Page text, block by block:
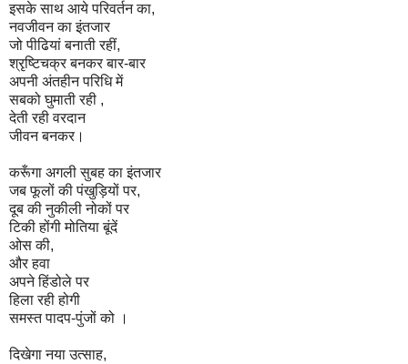
इसके साथ आये परिवर्तन का,
नवजीवन का इंतजार
जो पीढियां बनाती रहीं,
श्रृष्टिचक्र बनकर बार-बार
अपनी अंतहीन परिधि में
सबको घुमाती रही ,
देती रही वरदान
जीवन बनकर।
करूँगा अगली सुबह का इंतजार
जब फूलों की पंखुड़ियों पर,
दूब की नुकीली नोकों पर
टिकी होंगी मोतिया बूंदें
ओस की,
और हवा
अपने हिंडोले पर
हिला रही होगी
समस्त पादप-पुंजों को ।
दिखेगा नया उत्साह,